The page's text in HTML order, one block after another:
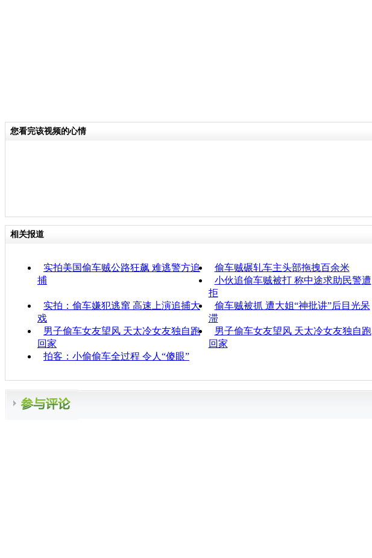
您看完该视频的心情
相关报道
实拍美国偷车贼公路狂飙 难逃警方追
捕
偷车贼碾轧车主头部拖拽百余米
小伙追偷车贼被打 称中途求助民警遭
拒
实拍：偷车嫌犯逃窜 高速上演追捕大
戏
偷车贼被抓 遭大姐“神批讲”后目光呆
滞
男子偷车女友望风 天太冷女友独自跑
回家
男子偷车女友望风 天太冷女友独自跑
回家
拍客：小偷偷车全过程 令人“傻眼”